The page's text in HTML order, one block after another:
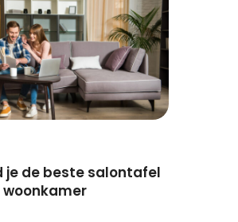
je de beste salontafel
woonkamer